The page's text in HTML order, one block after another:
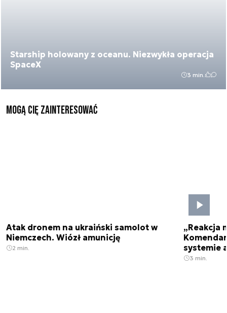
Starship holowany z oceanu. Niezwykła operacja
SpaceX
3 min.
Mogą Cię zainteresować
Atak dronem na ukraiński samolot w
Niemczech. Wiózł amunicję
2 min.
„Reakcja
systemie
3 min.